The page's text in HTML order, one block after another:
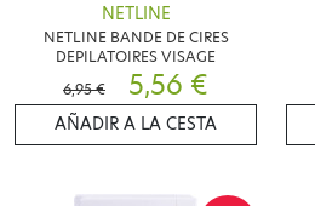
NETLINE
NETLINE BANDE DE CIRES
DEPILATOIRES VISAGE
6,95 €
5,56 €
AÑADIR A LA CESTA